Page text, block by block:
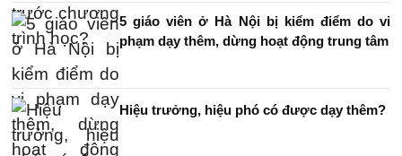
5 giáo viên ở Hà Nội bị kiểm điểm do vi
phạm dạy thêm, dừng hoạt động trung tâm
Hiệu trưởng, hiệu phó có được dạy thêm?